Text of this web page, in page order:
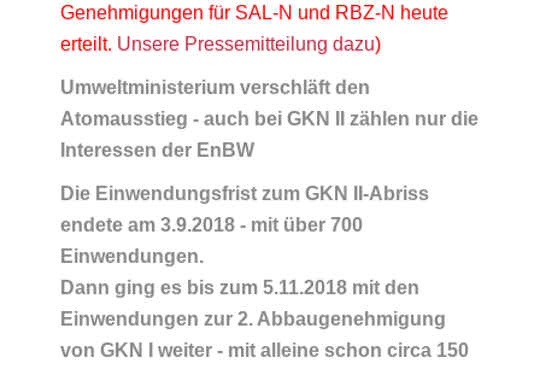
Genehmigungen für SAL-N und RBZ-N heute
erteilt. Unsere Pressemitteilung dazu)
Umweltministerium verschläft den
Atomausstieg - auch bei GKN II zählen nur die
Interessen der EnBW
Die Einwendungsfrist zum GKN II-Abriss
endete am 3.9.2018 - mit über 700
Einwendungen.
Dann ging es bis zum 5.11.2018 mit den
Einwendungen zur 2. Abbaugenehmigung
von GKN I weiter - mit alleine schon circa 150